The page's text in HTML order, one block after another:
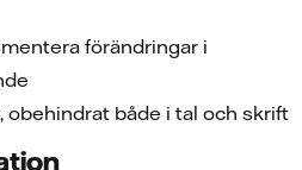
förändringar i
obehindrat både i tal och skrift